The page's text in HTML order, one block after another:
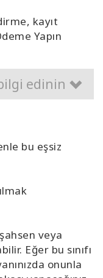
kayıt
Yapın
edinin
bu eşsiz
veya
Eğer bu sınıfı
onunla